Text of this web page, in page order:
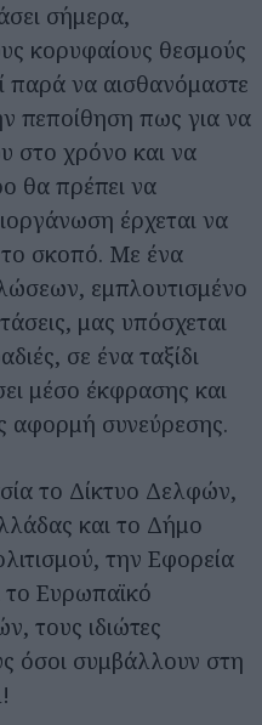
σήμερα,
κορυφαίους θεσμούς
παρά να αισθανόμαστε
πεποίθηση πως για να
στο χρόνο και να
θα πρέπει να
έρχεται να
το σκοπό. Με ένα
εμπλουτισμένο
μας υπόσχεται
σε ένα ταξίδι
μέσο έκφρασης και
αφορμή συνεύρεσης.
το Δίκτυο Δελφών,
και το Δήμο
την Εφορεία
Ευρωπαϊκό
τους ιδιώτες
όσοι συμβάλλουν στη